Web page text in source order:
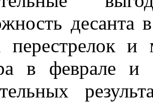
десанта
перестрелок
в феврале и